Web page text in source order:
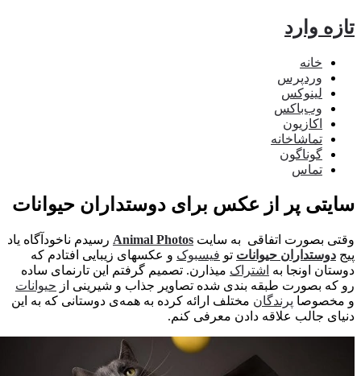
وارد
خانه
وردپرس
لینوکس
وب‌باکس
اکازیون
تماشاخانه
گوناگون
تماس
پر از عکس برای دوستداران حیوانات
بصورت اتفاقی به سایتAnimal Photosرسیدم ناخودآگاه یاد
حیواناتتوفیسبوکو عکسهای زیبایی افتادم که
اونجا بهاشتراکمیذارن. تصمیم گرفتم این تارنمای ساده
بصورت طبقه بندی شده تصاویر جذاب و شیرینی ازحیوانات
پرندگانمختلف ارائه کرده به همه‌ی دوستانی که به این
جالب علاقه دادن معرفی کنم.